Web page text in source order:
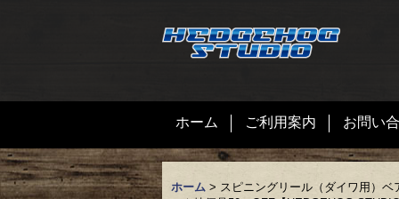
ホーム ご利用案内 お問い
ホーム > スピニングリール（ダイワ用）ベ